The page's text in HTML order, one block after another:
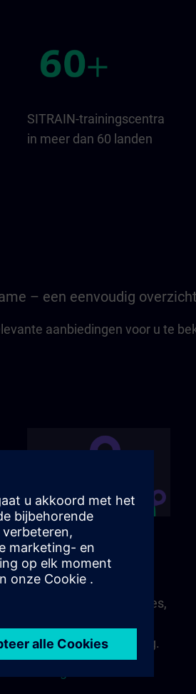
SITRAIN-trainingscentra
in meer dan 60 landen
– een eenvoudig overzicht
aanbiedingen voor u te
SITRAIN in uw regio
Alles wat belangrijk is
voor uw regio – updates,
meer in één oogopslag.